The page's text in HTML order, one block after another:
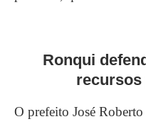
Ronqui
recursos
O prefeito José